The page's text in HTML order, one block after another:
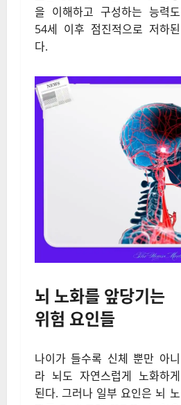
문제는 뇌의 크기 뿐만 아니라
기능적인 변화도 동반된다는 점
기억력은 만 24세부터 감소하
기 시작하며, 순간 판단력은 26
세부터 떨어진다. 단어 기억력
또한 35세부터 감퇴하며, 문장
을 이해하고 구성하는 능력도
54세 이후 점진적으로 저하된